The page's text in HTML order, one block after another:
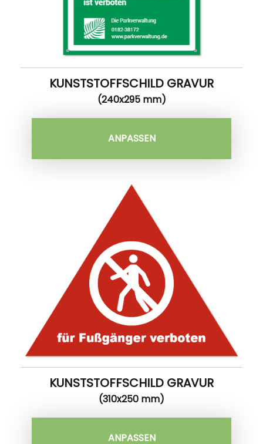
KUNSTSTOFFSCHILD GRAVUR
(240x295 mm)
ANPASSEN
KUNSTSTOFFSCHILD GRAVUR
(310x250 mm)
ANPASSEN